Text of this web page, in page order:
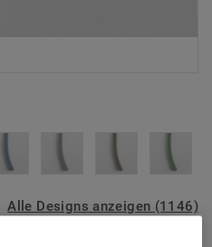
Alle Designs anzeigen (1146)